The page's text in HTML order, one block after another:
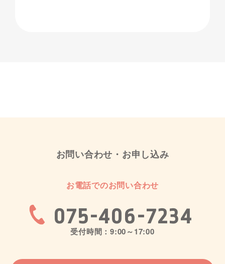
お問い合わせ・お申し込み
お電話でのお問い合わせ
075-406-7234
受付時間：9:00～17:00